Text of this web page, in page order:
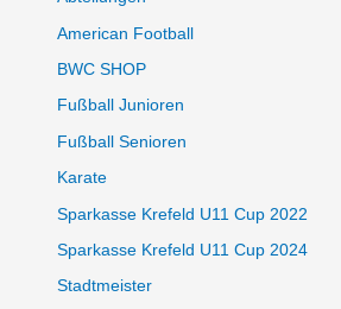
American Football
BWC SHOP
Fußball Junioren
Fußball Senioren
Karate
Sparkasse Krefeld U11 Cup 2022
Sparkasse Krefeld U11 Cup 2024
Stadtmeister